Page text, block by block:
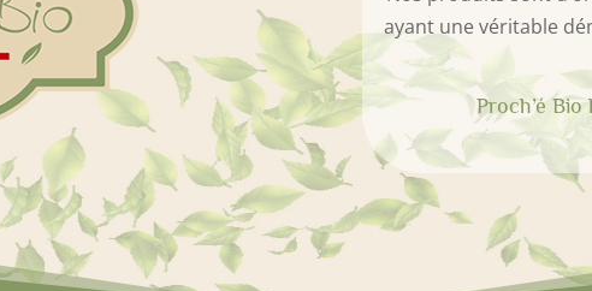
ayant une véritable
Proch’é